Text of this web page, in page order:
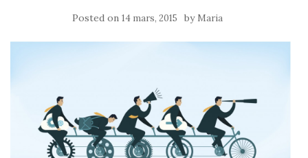
Posted on 14 mars, 2015 by Maria